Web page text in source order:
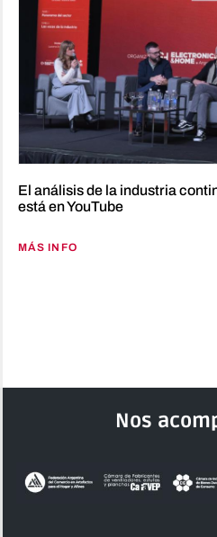
El análisis de la industria
está en YouTube
MÁS INFO
Nos